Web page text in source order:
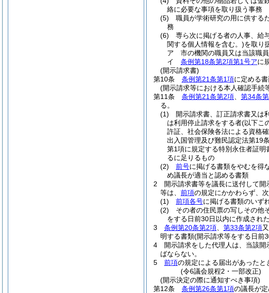
絡に必要な事項を取り扱う事務
(5)
職員が学術研究の用に供する
務
(6)
専ら次に掲げる者の人事、給
関する個人情報を含む。)を取り
ア
市の機関の職員又は当該職
イ
条例第18条第2項第1号アに
(開示請求書)
第10条
条例第21条第1項に定める
(開示請求等における本人確認手続
第11条
条例第21条第2項 第34条
る。
(1)
開示請求書、訂正請求書又は
は利用停止請求をする者(以下こ
許証、社会保険各法による資格
出入国管理及び難民認定法第19
第1項に規定する特別永住者証
るに足りるもの
(2)
前号に掲げる書類をやむを得
め議長が適当と認める書類
2
開示請求書等を議長に送付して
等は、 前項の規定にかかわらず、
(1)
前項各号に掲げる書類のいず
(2)
その者の住民票の写しその他
をする日前30日以内に作成され
3
条例第20条第2項 第33条第2項
明する書類(開示請求等をする日前
4
開示請求をした代理人は、当該
ばならない。
5
前項の規定による届出があったと
(令6議会規程2・一部改正)
(開示決定の際に通知すべき事項)
第12条
条例第26条第1項の議長が